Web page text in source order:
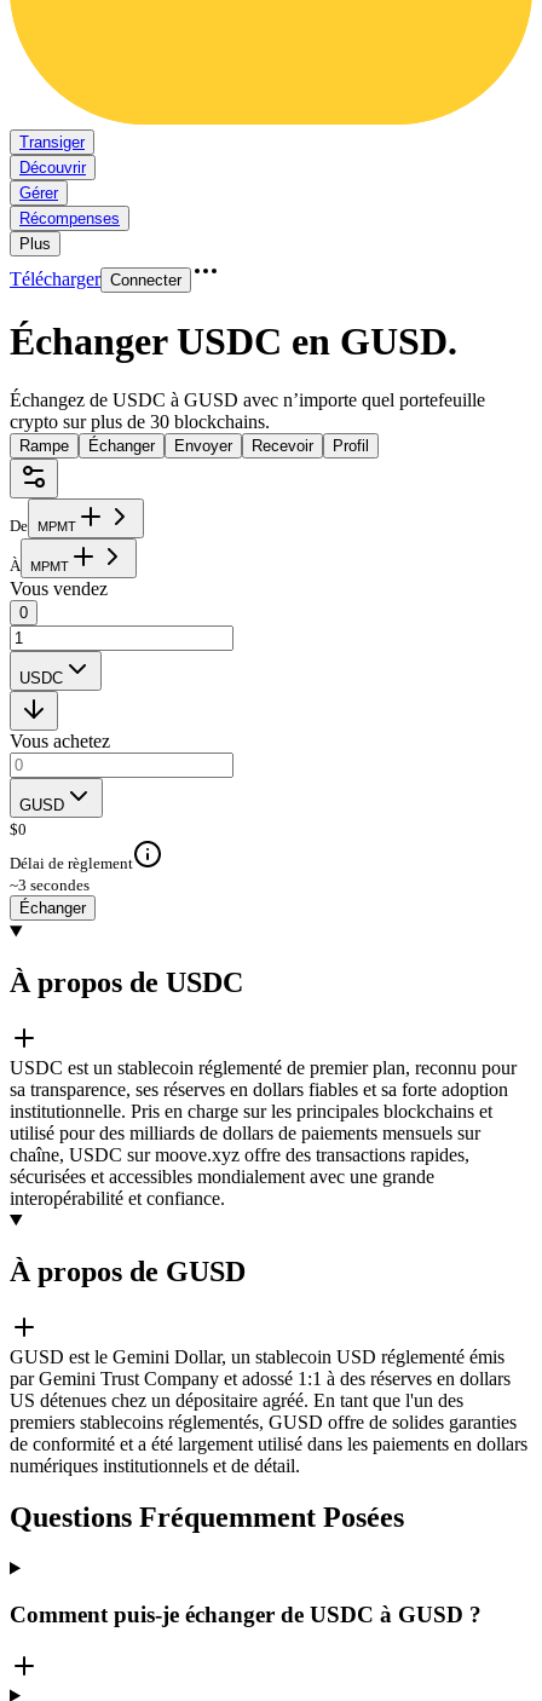
Transiger
Découvrir
Gérer
Récompenses
Plus
Télécharger Connecter
Échanger USDC en GUSD.
Échangez de USDC à GUSD avec n’importe quel portefeuille
crypto sur plus de 30 blockchains.
Rampe Échanger Envoyer Recevoir Profil
De MPMT
À MPMT
Vous vendez
0
USDC
Vous achetez
GUSD
$0
Délai de règlement
~3 secondes
Échanger
À propos de USDC
USDC est un stablecoin réglementé de premier plan, reconnu pour
sa transparence, ses réserves en dollars fiables et sa forte adoption
institutionnelle. Pris en charge sur les principales blockchains et
utilisé pour des milliards de dollars de paiements mensuels sur
chaîne, USDC sur moove.xyz offre des transactions rapides,
sécurisées et accessibles mondialement avec une grande
interopérabilité et confiance.
À propos de GUSD
GUSD est le Gemini Dollar, un stablecoin USD réglementé émis
par Gemini Trust Company et adossé 1:1 à des réserves en dollars
US détenues chez un dépositaire agréé. En tant que l'un des
premiers stablecoins réglementés, GUSD offre de solides garanties
de conformité et a été largement utilisé dans les paiements en dollars
numériques institutionnels et de détail.
Questions Fréquemment Posées
Comment puis-je échanger de USDC à GUSD ?